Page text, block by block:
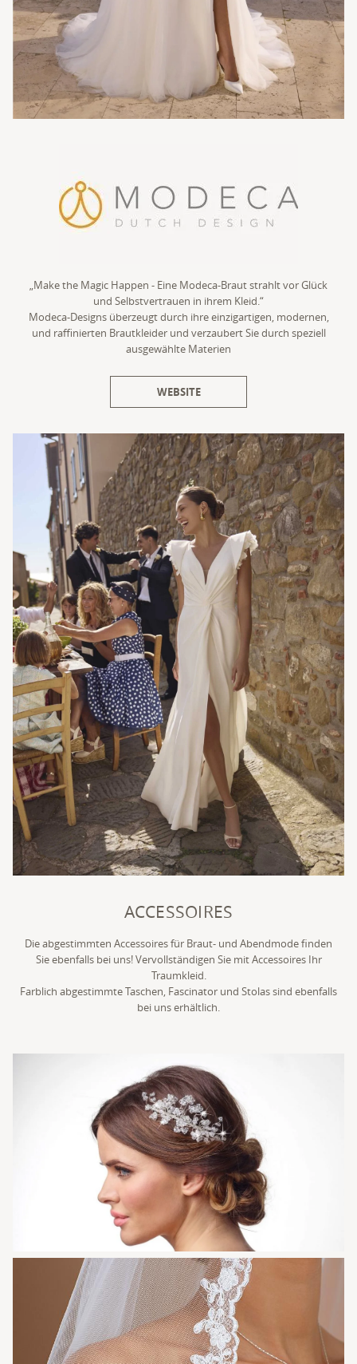
„Make the Magic Happen - Eine Modeca-Braut strahlt vor Glück
und Selbstvertrauen in ihrem Kleid.“
Modeca-Designs überzeugt durch ihre einzigartigen, modernen,
und raffinierten Brautkleider und verzaubert Sie durch speziell
ausgewählte Materien
WEBSITE
ACCESSOIRES
Die abgestimmten Accessoires für Braut- und Abendmode finden
Sie ebenfalls bei uns! Vervollständigen Sie mit Accessoires Ihr
Traumkleid.
Farblich abgestimmte Taschen, Fascinator und Stolas sind ebenfalls
bei uns erhältlich.